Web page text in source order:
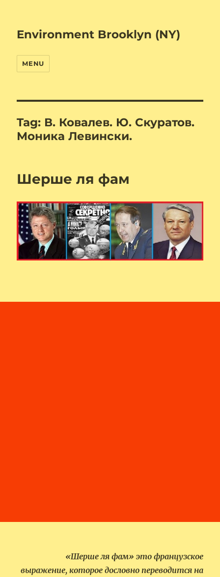
Environment Brooklyn (NY)
MENU
Tag: В. Ковалев. Ю. Скуратов.
Моника Левински.
Шерше ля фам
«Шерше ля фам» это французское
выражение, которое дословно переводится на